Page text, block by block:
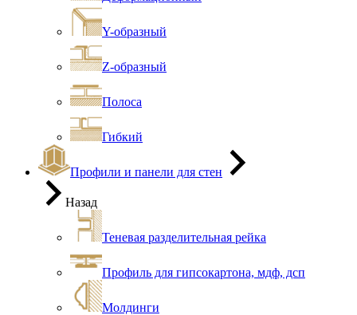
Y-образный
Z-образный
Полоса
Гибкий
Профили и панели для стен
Назад
Теневая разделительная рейка
Профиль для гипсокартона, мдф, дсп
Молдинги